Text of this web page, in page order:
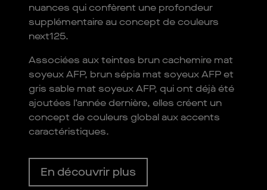
nuances qui confèrent une profondeur
supplémentaire au concept de couleurs
next125.
Associées aux teintes brun cachemire mat
soyeux AFP, brun sépia mat soyeux AFP et
gris sable mat soyeux AFP, qui ont déjà été
ajoutées l’année dernière, elles créent un
concept de couleurs global aux accents
caractéristiques.
En découvrir plus